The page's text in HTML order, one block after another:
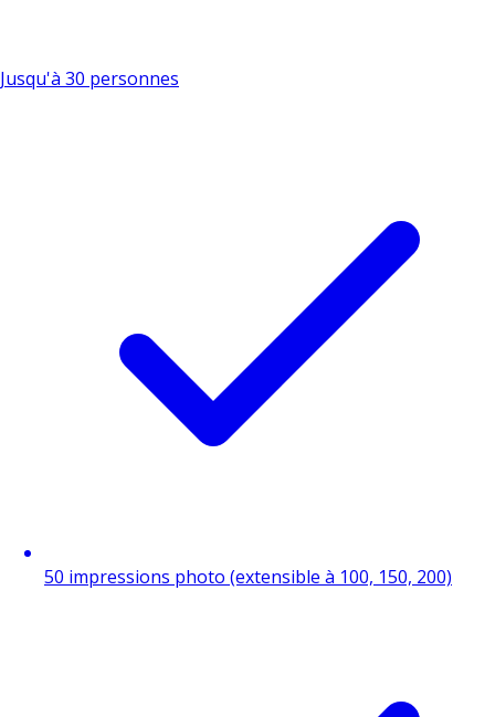
Jusqu'à 30 personnes
50 impressions photo (extensible à 100, 150, 200)